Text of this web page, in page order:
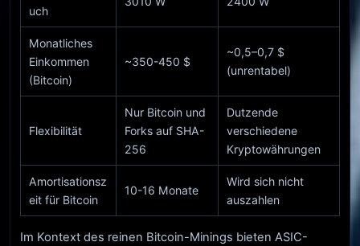
uch
Monatliches
Einkommen
(Bitcoin)
~350-450 $
~0,5–0,7 $
(unrentabel)
Flexibilität
Nur Bitcoin und
Forks auf SHA-
256
Dutzende
verschiedene
Kryptowährungen
Amortisationsz
eit für Bitcoin
10-16 Monate
Wird sich nicht
auszahlen
Im Kontext des reinen Bitcoin-Minings bieten ASIC-